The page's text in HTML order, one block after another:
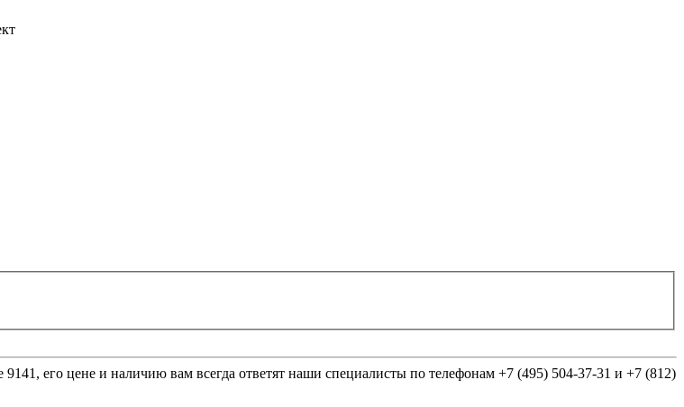
его цене и наличию вам всегда ответят наши специалисты по телефонам +7 (495) 504-37-31 и +7 (812)